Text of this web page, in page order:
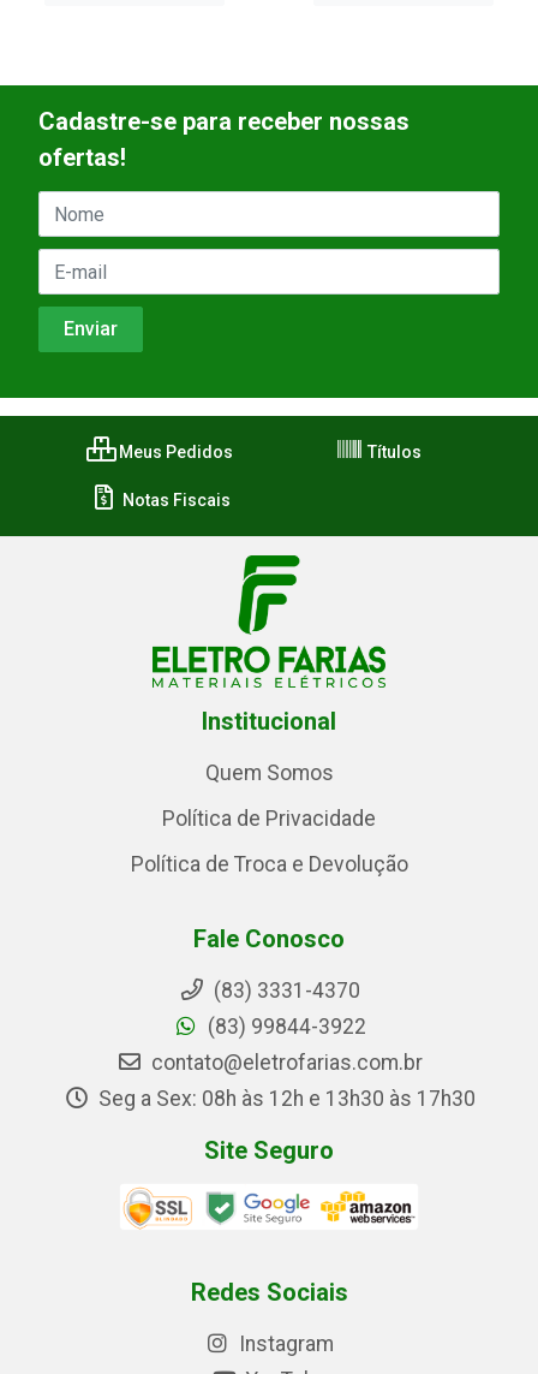
Cadastre-se para receber nossas
ofertas!
Meus Pedidos Títulos
Notas Fiscais
Institucional
Quem Somos
Política de Privacidade
Política de Troca e Devolução
Fale Conosco
(83) 3331-4370
(83) 99844-3922
contato@eletrofarias.com.br
Seg a Sex: 08h às 12h e 13h30 às 17h30
Site Seguro
Redes Sociais
Instagram